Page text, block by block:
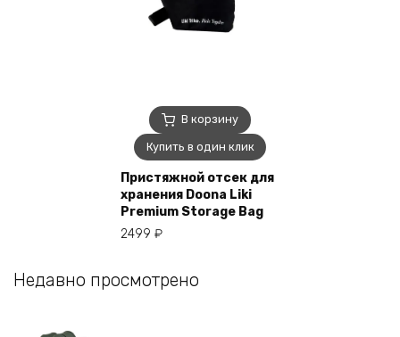
В корзину
Купить в один клик
Пристяжной отсек для
хранения Doona Liki
Premium Storage Bag
2499 ₽
Недавно просмотрено